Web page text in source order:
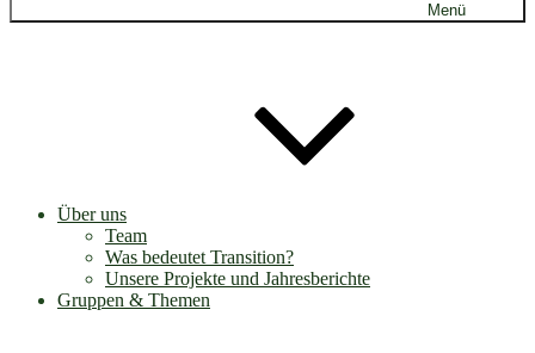
Menü
Über uns
Team
Was bedeutet Transition?
Unsere Projekte und Jahresberichte
Gruppen & Themen